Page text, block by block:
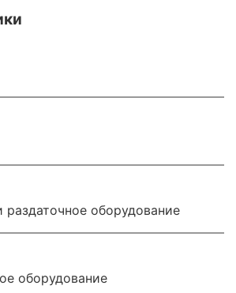
раздаточное оборудование
оборудование